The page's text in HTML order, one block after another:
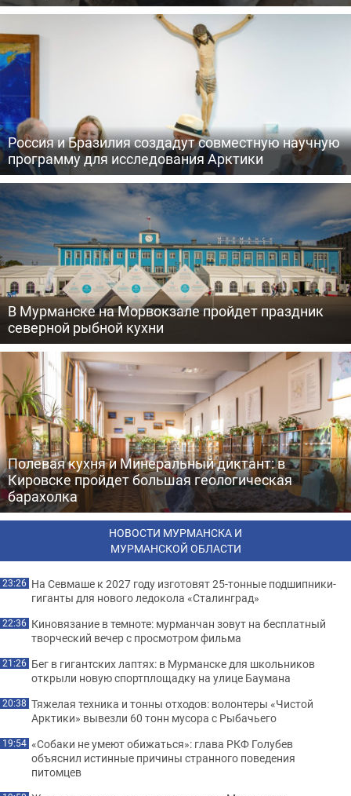
Россия и Бразилия создадут совместную научную
программу для исследования Арктики
В Мурманске на Морвокзале пройдет праздник
северной рыбной кухни
Полевая кухня и Минеральный диктант: в
Кировске пройдет большая геологическая
барахолка
НОВОСТИ МУРМАНСКА И
МУРМАНСКОЙ ОБЛАСТИ
23:26 На Севмаше к 2027 году изготовят 25-тонные подшипники-
гиганты для нового ледокола «Сталинград»
22:36 Киновязание в темноте: мурманчан зовут на бесплатный
творческий вечер с просмотром фильма
21:26 Бег в гигантских лаптях: в Мурманске для школьников
открыли новую спортплощадку на улице Баумана
20:38 Тяжелая техника и тонны отходов: волонтеры «Чистой
Арктики» вывезли 60 тонн мусора с Рыбачьего
19:54 «Собаки не умеют обижаться»: глава РКФ Голубев
объяснил истинные причины странного поведения
питомцев